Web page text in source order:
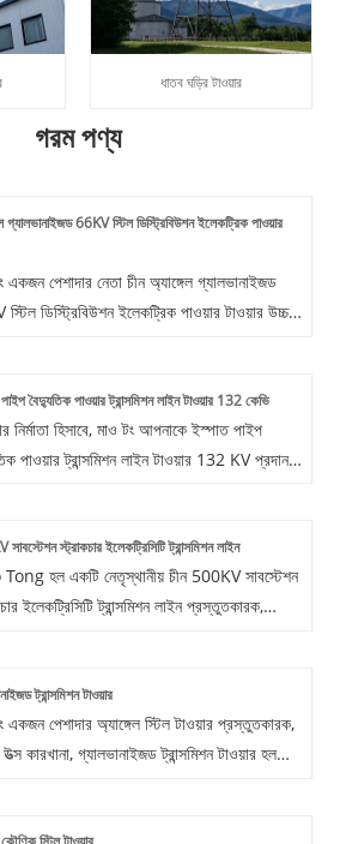
ধাতব ঘড়ির টাওয়ার
গরম পণ্য
গ্যালভানাইজড 66KV স্টিল ডিস্ট্রিবিউশন ইলেকট্রিক পাওয়ার
একজন পেশাদার নেতা চীন অ্যাঙ্গেল গ্যালভানাইজড
ডিস্ট্রিবিউশন ইলেকট্রিক পাওয়ার টাওয়ার উচ্চ
টাওয়ারটি ছাদ এবং মেঝের ভারবহন ক্ষমতা বা 60o
অ্যাঙ্গেল বা গোলাকার ইস্পাত সহ পাহাড়ের উপরে
করা যেতে পারে।
বৈদ্যুতিক পাওয়ার ট্রান্সমিশন লাইন টাওয়ার 132 কেভি
নির্মাতা হিসাবে, মাও টং আপনাকে ইস্পাত পাইপ
পাওয়ার ট্রান্সমিশন লাইন টাওয়ার 132 KV প্রদান
স্ট্রাকচার ইলেকট্রিসিটি ট্রান্সমিশন লাইন
হল একটি নেতৃস্থানীয় চীন 500KV সাবস্টেশন
ইলেকট্রিসিটি ট্রান্সমিশন লাইন প্রস্তুতকারক,
ট্রান্সমিশন টাওয়ার
একজন পেশাদার অ্যাঙ্গেল স্টিল টাওয়ার প্রস্তুতকারক,
কারখানা, গ্যালভানাইজড ট্রান্সমিশন টাওয়ার হল